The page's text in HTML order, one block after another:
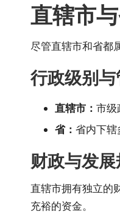
直辖市
尽管直辖市和省都
行政级别
直辖市： 市级
省： 省内下辖
财政与发展
直辖市拥有独立的
充裕的资金。